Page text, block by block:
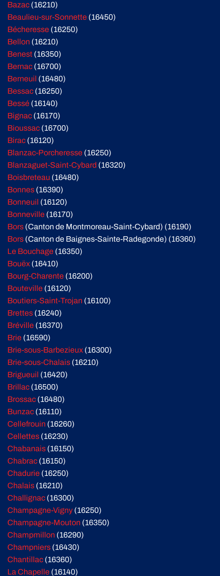
Bazac (16210)
Beaulieu-sur-Sonnette (16450)
Bécheresse (16250)
Bellon (16210)
Benest (16350)
Bernac (16700)
Berneuil (16480)
Bessac (16250)
Bessé (16140)
Bignac (16170)
Bioussac (16700)
Birac (16120)
Blanzac-Porcheresse (16250)
Blanzaguet-Saint-Cybard (16320)
Boisbreteau (16480)
Bonnes (16390)
Bonneuil (16120)
Bonneville (16170)
Bors (Canton de Montmoreau-Saint-Cybard) (16190)
Bors (Canton de Baignes-Sainte-Radegonde) (16360)
Le Bouchage (16350)
Bouëx (16410)
Bourg-Charente (16200)
Bouteville (16120)
Boutiers-Saint-Trojan (16100)
Brettes (16240)
Bréville (16370)
Brie (16590)
Brie-sous-Barbezieux (16300)
Brie-sous-Chalais (16210)
Brigueuil (16420)
Brillac (16500)
Brossac (16480)
Bunzac (16110)
Cellefrouin (16260)
Cellettes (16230)
Chabanais (16150)
Chabrac (16150)
Chadurie (16250)
Chalais (16210)
Challignac (16300)
Champagne-Vigny (16250)
Champagne-Mouton (16350)
Champmillon (16290)
Champniers (16430)
Chantillac (16360)
La Chapelle (16140)